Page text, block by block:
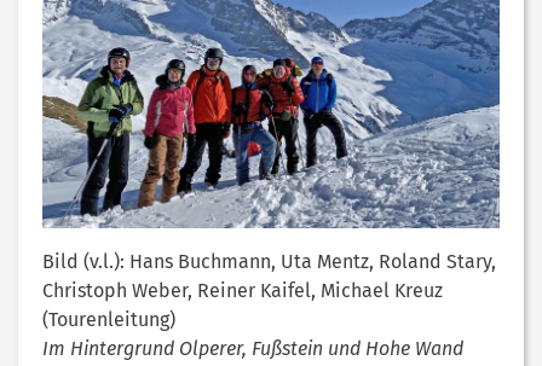
Bild (v.l.): Hans Buchmann, Uta Mentz, Roland Stary,
Christoph Weber, Reiner Kaifel, Michael Kreuz
(Tourenleitung)
Im Hintergrund Olperer, Fußstein und Hohe Wand